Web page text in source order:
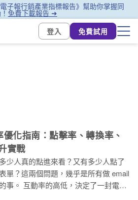
子報行銷產業指標報告》幫助你掌握同
免費下載報告 ➜
登入
免費試用
化指南：點擊率、轉換率、
實戰
少人真的點進來看？又有多少人點了
單？這兩個問題，幾乎是所有做 email
一封電子